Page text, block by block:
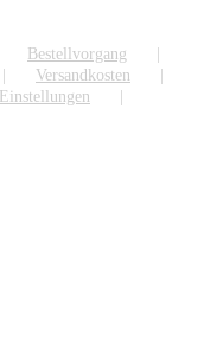
Bestellvorgang
Versandkosten